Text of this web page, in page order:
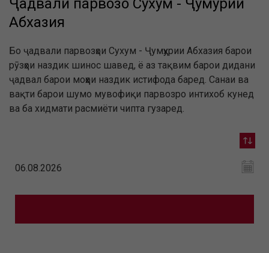
Ҷадвали парвозҳо Сухум - Ҷумҳурии
Абхазия
Бо ҷадвали парвозҳои Сухум - Ҷумҳурии Абхазия барои
рӯзҳои наздик шинос шавед, ё аз тақвим барои дидани
ҷадвал барои моҳҳои наздик истифода баред. Санаи ва
вақти барои шумо мувофиқи парвозро интихоб кунед
ва ба хидмати расмиёти чипта гузаред.